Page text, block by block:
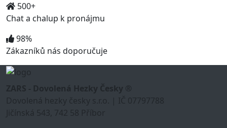
500+
Chat a chalup k pronájmu
98%
Zákazníků nás doporučuje
ZARS - Dovolená Hezky Česky ®
Dovolená hezky česky s.r.o. | IČ 07797788
Jičínská 543, 742 58 Příbor